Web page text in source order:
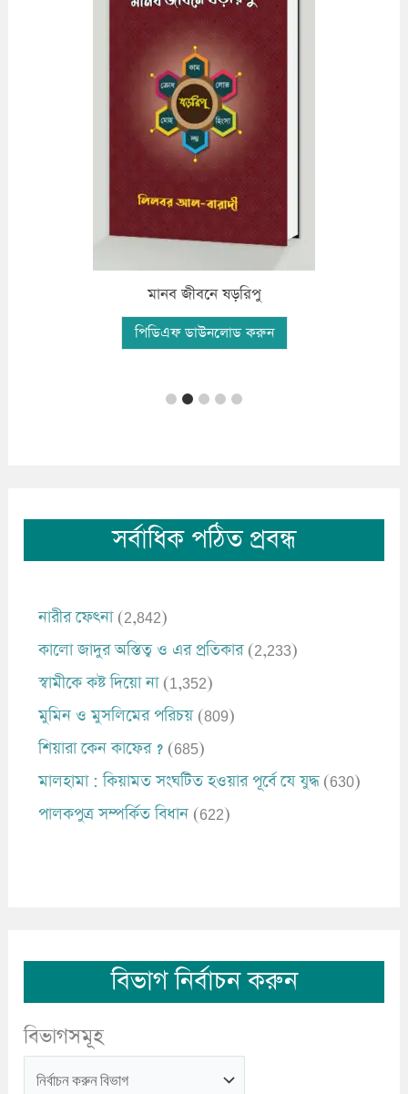
ফযীলতপূর্ন দো’আ ও যিকির
পিডিএফ ডাউনলোড করুন
সর্বাধিক পঠিত প্রবন্ধ
নারীর ফেৎনা (2,842)
কালো জাদুর অস্তিত্ব ও এর প্রতিকার (2,233)
স্বামীকে কষ্ট দিয়ো না (1,352)
মুমিন ও মুসলিমের পরিচয় (809)
শিয়ারা কেন কাফের ? (685)
মালহামা : কিয়ামত সংঘটিত হওয়ার পূর্বে যে যুদ্ধ (630)
পালকপুত্র সম্পর্কিত বিধান (622)
বিভাগ নির্বাচন করুন
বিভাগসমূহ